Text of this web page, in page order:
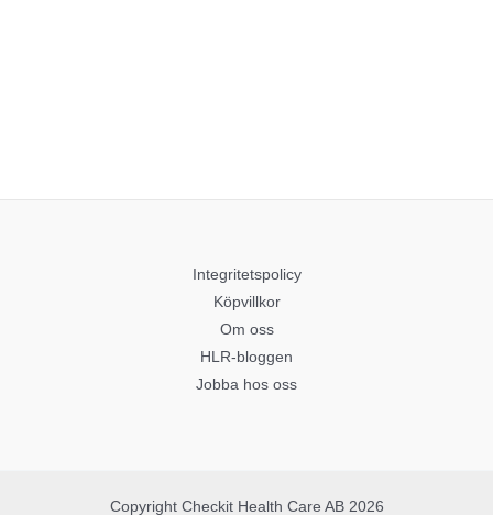
Integritetspolicy
Köpvillkor
Om oss
HLR-bloggen
Jobba hos oss
Copyright Checkit Health Care AB 2026